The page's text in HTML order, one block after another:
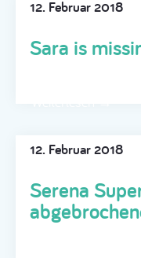
12. Februar 2018
Sara is
12. Februar 2018
Serena